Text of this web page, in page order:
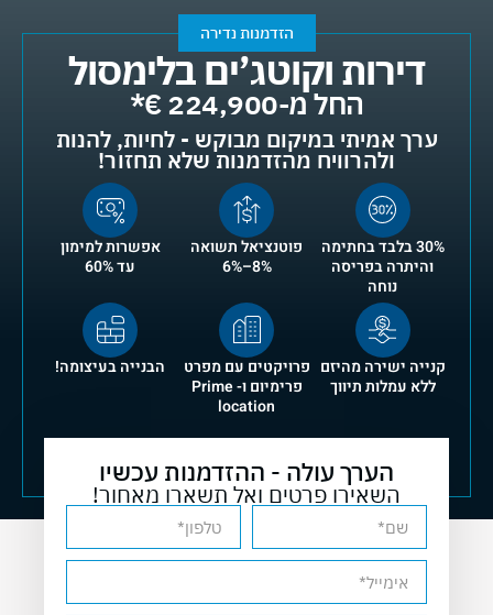
הזדמנות נדירה
דירות וקוטג’ים בלימסול
החל מ-224,900 €*
ערך אמיתי במיקום מבוקש - לחיות, להנות
ולהרוויח מהזדמנות שלא תחזור!
30% בלבד בחתימה
והיתרה בפריסה
נוחה
פוטנציאל תשואה
8%–6%
אפשרות למימון
עד 60%
קנייה ישירה מהיזם
ללא עמלות תיווך
פרויקטים עם מפרט
פרימיום ו- Prime
location
הבנייה בעיצומה!
הערך עולה - ההזדמנות עכשיו
השאירו פרטים ואל תשארו מאחור!